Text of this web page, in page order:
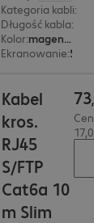
Kategoria kabli:
Długość kabla:
Kolor:
magenta (purpurowy)
Ekranowanie:
Kabel
kros.
RJ45
S/FTP
Cat6a 10
m Slim
73,